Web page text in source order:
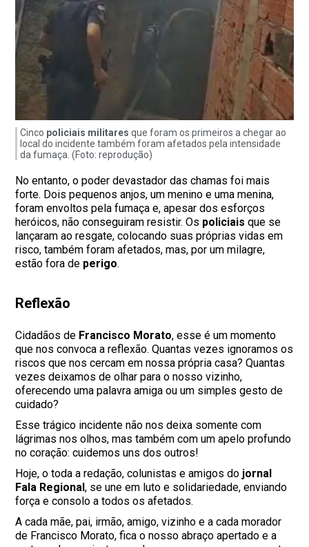
Cinco policiais militares que foram os primeiros a chegar ao
local do incidente também foram afetados pela intensidade
da fumaça. (Foto: reprodução)
No entanto, o poder devastador das chamas foi mais
forte. Dois pequenos anjos, um menino e uma menina,
foram envoltos pela fumaça e, apesar dos esforços
heróicos, não conseguiram resistir. Os policiais que se
lançaram ao resgate, colocando suas próprias vidas em
risco, também foram afetados, mas, por um milagre,
estão fora de perigo.
Reflexão
Cidadãos de Francisco Morato, esse é um momento
que nos convoca a reflexão. Quantas vezes ignoramos os
riscos que nos cercam em nossa própria casa? Quantas
vezes deixamos de olhar para o nosso vizinho,
oferecendo uma palavra amiga ou um simples gesto de
cuidado?
Esse trágico incidente não nos deixa somente com
lágrimas nos olhos, mas também com um apelo profundo
no coração: cuidemos uns dos outros!
Hoje, o toda a redação, colunistas e amigos do jornal
Fala Regional, se une em luto e solidariedade, enviando
força e consolo a todos os afetados.
A cada mãe, pai, irmão, amigo, vizinho e a cada morador
de Francisco Morato, fica o nosso abraço apertado e a